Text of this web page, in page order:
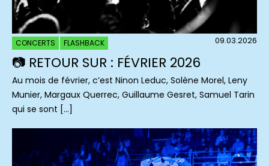
CONCERTS FLASHBACK 09.03.2026
📷 RETOUR SUR : FÉVRIER 2026
Au mois de février, c’est Ninon Leduc, Solène Morel, Leny
Munier, Margaux Querrec, Guillaume Gesret, Samuel Tarin
qui se sont […]